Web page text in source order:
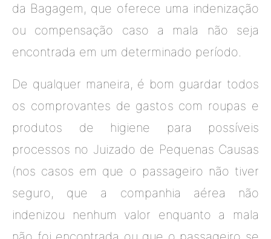
da Bagagem, que oferece uma indenização
ou compensação caso a mala não seja
encontrada em um determinado período.
De qualquer maneira, é bom guardar todos
os comprovantes de gastos com roupas e
produtos de higiene para possíveis
processos no Juizado de Pequenas Causas
(nos casos em que o passageiro não tiver
seguro, que a companhia aérea não
indenizou nenhum valor enquanto a mala